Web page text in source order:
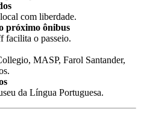
com liberdade.
próximo ônibus
facilita o passeio.
MASP, Farol Santander,
da Língua Portuguesa.